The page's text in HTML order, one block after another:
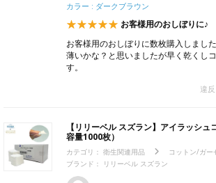
カラー : ダークブラウン
お客様用のおしぼりに♪
お客様用のおしぼりに数枚購入しまし
薄いかな？と思いましたが早く乾くし
す。
違
【リリーベル スズラン】アイラッシ
容量1000枚）
カテゴリ： 衛生関連用品
コットン/ガー
ブランド： リリーベル スズラン